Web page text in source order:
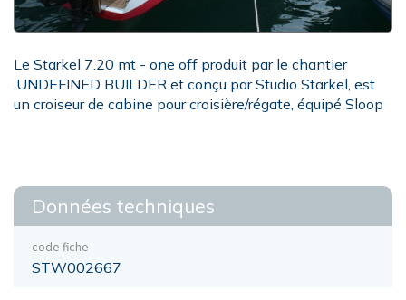
Le Starkel 7.20 mt - one off produit par le chantier
.UNDEFINED BUILDER et conçu par Studio Starkel, est
un croiseur de cabine pour croisière/régate, équipé Sloop
Données techniques
code fiche
STW002667